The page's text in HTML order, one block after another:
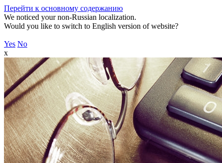
Перейти к основному содержанию
We noticed your non-Russian localization.
Would you like to switch to English version of website?
Yes No
x